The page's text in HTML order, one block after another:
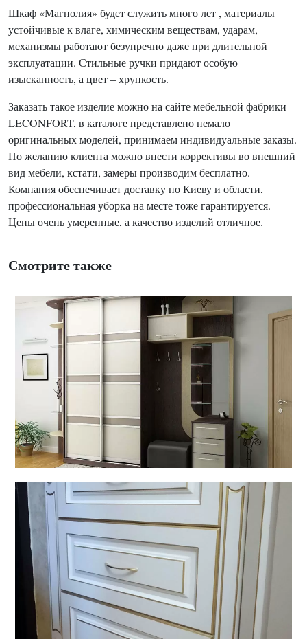
Шкаф «Магнолия» будет служить много лет , материалы
устойчивые к влаге, химическим веществам, ударам,
механизмы работают безупречно даже при длительной
эксплуатации. Стильные ручки придают особую
изысканность, а цвет – хрупкость.
Заказать такое изделие можно на сайте мебельной фабрики
LECONFORT, в каталоге представлено немало
оригинальных моделей, принимаем индивидуальные заказы.
По желанию клиента можно внести коррективы во внешний
вид мебели, кстати, замеры производим бесплатно.
Компания обеспечивает доставку по Киеву и области,
профессиональная уборка на месте тоже гарантируется.
Цены очень умеренные, а качество изделий отличное.
Смотрите также